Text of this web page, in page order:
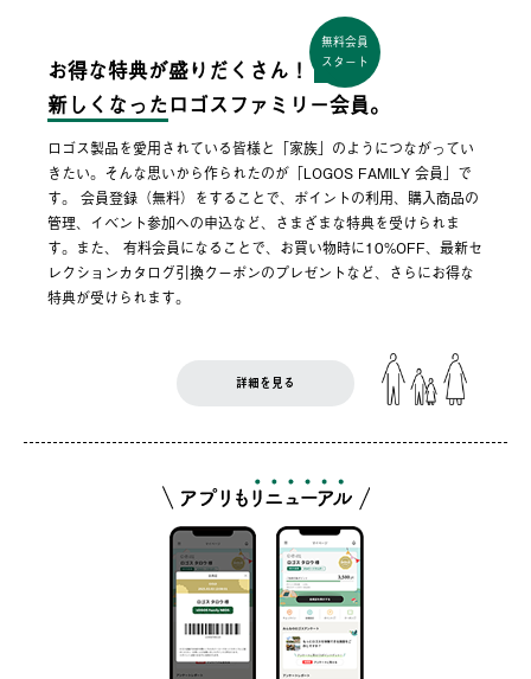
お得な特典が盛りだくさん！
無料会員
スタート
新しくなった ロゴスファミリー会員。
ロゴス製品を愛用されている皆様と「家族」のようにつながってい
きたい。そんな思いから作られたのが「LOGOS FAMILY 会員」で
す。 会員登録（無料）をすることで、ポイントの利用、購入商品の
管理、イベント参加への申込など、さまざまな特典を受けられま
す。また、 有料会員になることで、お買い物時に10%OFF、最新セ
レクションカタログ引換クーポンのプレゼントなど、さらにお得な
特典が受けられます。
詳細を見る